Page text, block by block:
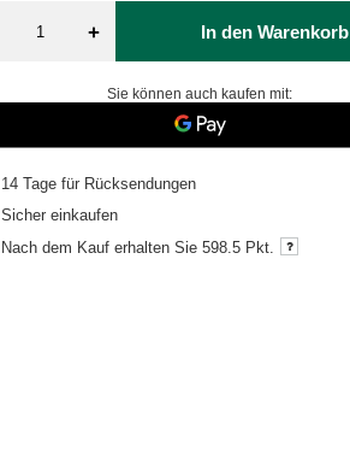
+ In den Warenkorb
Sie können auch kaufen mit:
14 Tage für Rücksendungen
Sicher einkaufen
Nach dem Kauf erhalten Sie598.5 Pkt.